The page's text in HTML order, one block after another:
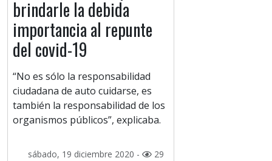
brindarle la debida
importancia al repunte
del covid-19
“No es sólo la responsabilidad
ciudadana de auto cuidarse, es
también la responsabilidad de los
organismos públicos”, explicaba.
sábado, 19 diciembre 2020 - 29